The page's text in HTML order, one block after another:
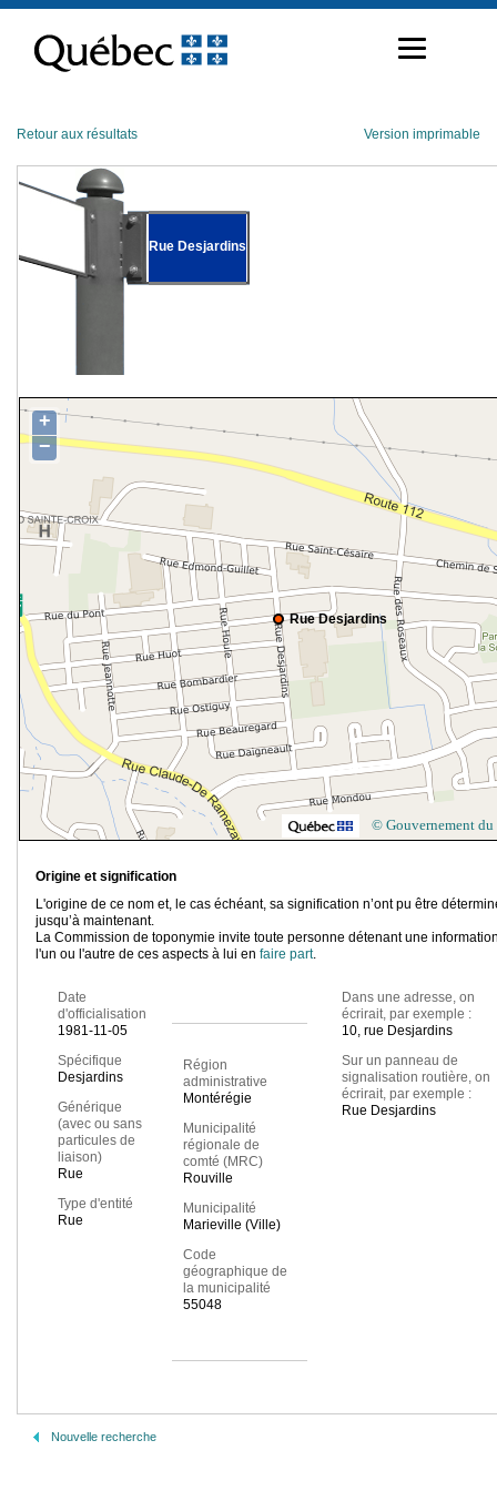
contenu
Retour aux résultats Version imprimable
Rue Desjardins
Rue Desjardins
+
−
© Gouvernement du
Origine et signification
L'origine de ce nom et, le cas échéant, sa signification n’ont pu être
jusqu’à maintenant.
La Commission de toponymie invite toute personne détenant une
l'un ou l'autre de ces aspects à lui en faire part.
Date
d'officialisation
1981-11-05
Spécifique
Desjardins
Générique
(avec ou sans
particules de
liaison)
Rue
Type d'entité
Rue
Région
administrative
Montérégie
Municipalité
régionale de
comté (MRC)
Rouville
Municipalité
Marieville (Ville)
Code
géographique de
la municipalité
55048
Dans une adresse, on
écrirait, par exemple :
10, rue Desjardins
Sur un panneau de
signalisation routière, on
écrirait, par exemple :
Rue Desjardins
Nouvelle recherche